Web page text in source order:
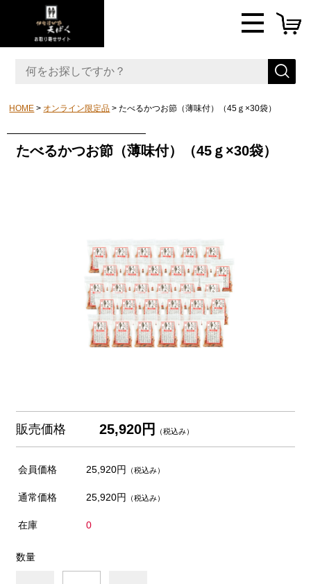
HOME オンライン限定品 たべるかつお節（薄味付）（45ｇ×30袋）
たべるかつお節（薄味付）（45ｇ×30袋）
販売価格 25,920円 （税込み）
会員価格 25,920円 （税込み）
通常価格 25,920円 （税込み）
在庫 0
数量